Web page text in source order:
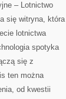
– Lotnictwo
się witryna, która
lotnictwa
spotyka
się z
ten można
od kwestii